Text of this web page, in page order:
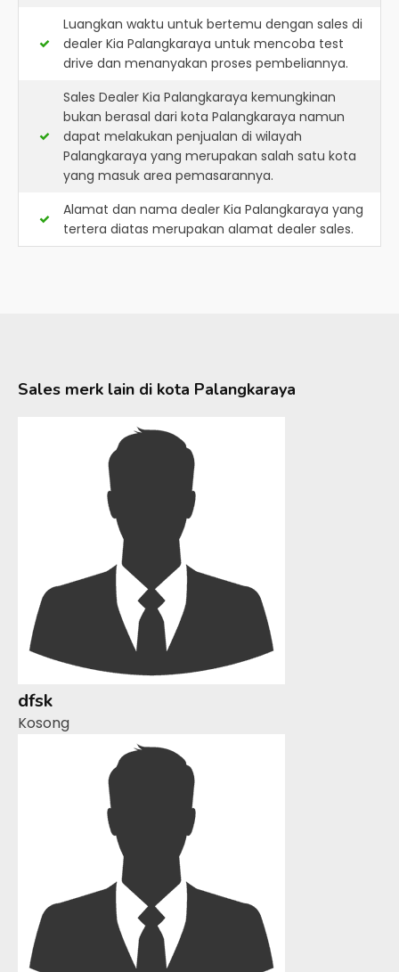
Luangkan waktu untuk bertemu dengan sales di
dealer Kia Palangkaraya untuk mencoba test
drive dan menanyakan proses pembeliannya.
Sales Dealer Kia Palangkaraya kemungkinan
bukan berasal dari kota Palangkaraya namun
dapat melakukan penjualan di wilayah
Palangkaraya yang merupakan salah satu kota
yang masuk area pemasarannya.
Alamat dan nama dealer Kia Palangkaraya yang
tertera diatas merupakan alamat dealer sales.
Sales merk lain di kota Palangkaraya
dfsk
Kosong